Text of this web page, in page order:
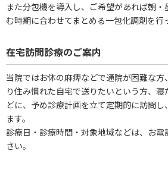
また分包機を導入し、ご希望があれば朝
む時期に合わせてまとめる一包化調剤を行
在宅訪問診療のご案内
当院ではお体の麻痺などで通院が困難な
り住み慣れた自宅で送りたいという方、
どに、予め診療計画を立て定期的に訪問し
ます。
診療日・診療時間・対象地域などは、お
さい。